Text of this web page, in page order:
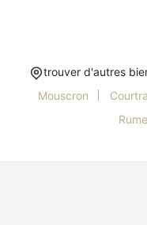
trouver d'autres
Mouscron